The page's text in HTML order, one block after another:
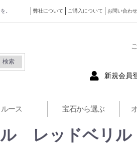
。 弊社について ご購入について お問い合わせ
検索
新規会員
ルース 宝石から選ぶ
ル レッドベリ